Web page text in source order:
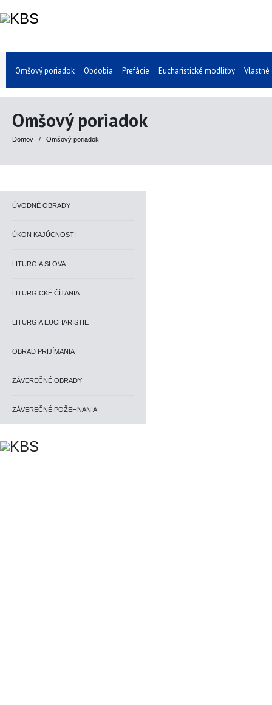
Omšový poriadok Obdobia Prefácie Eucharistické modlitby Vlastné
Omšový poriadok
Domov / Omšový poriadok
ÚVODNÉ OBRADY
ÚKON KAJÚCNOSTI
LITURGIA SLOVA
LITURGICKÉ ČÍTANIA
LITURGIA EUCHARISTIE
OBRAD PRIJÍMANIA
ZÁVEREČNÉ OBRADY
ZÁVEREČNÉ POŽEHNANIA